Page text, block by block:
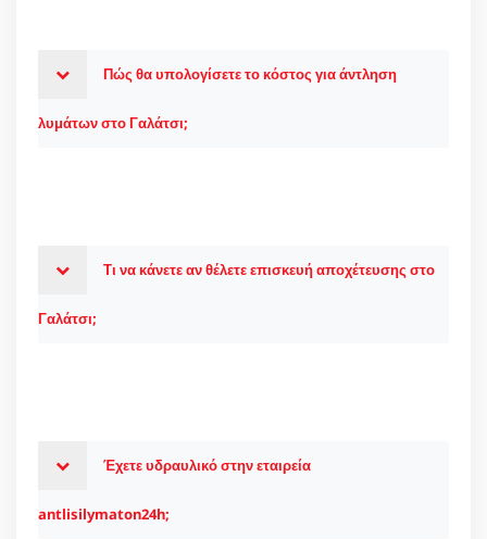
Πώς θα υπολογίσετε το κόστος για άντληση
λυμάτων στο Γαλάτσι;
Τι να κάνετε αν θέλετε επισκευή αποχέτευσης στο
Γαλάτσι;
Έχετε υδραυλικό στην εταιρεία
antlisilymaton24h;